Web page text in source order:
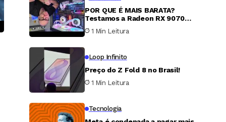
POR QUE É MAIS BARATA?
Testamos a Radeon RX 9070
XT
1 Min Leitura
Loop Infinito
Preço do Z Fold 8 no Brasil!
1 Min Leitura
Tecnologia